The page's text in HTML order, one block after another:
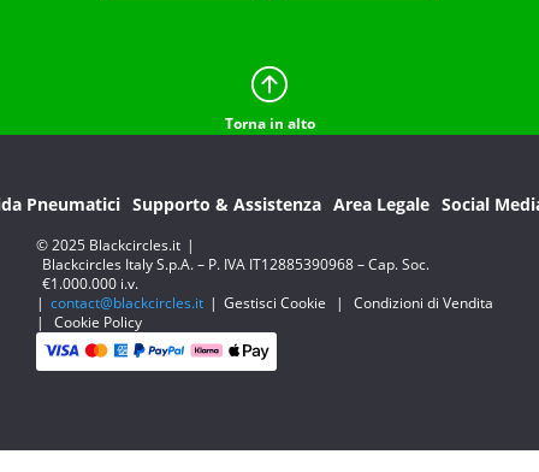
Torna in alto
Pneumatici Supporto & Assistenza Area Legale Social
© 2025 Blackcircles.it |
Blackcircles Italy S.p.A. – P. IVA IT12885390968 – Cap. Soc.
€1.000.000 i.v.
| contact@blackcircles.it | Gestisci Cookie |
Condizioni di Vendita
|
Cookie Policy